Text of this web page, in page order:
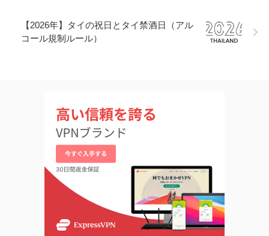
【2026年】タイの祝日とタイ禁酒日（アル
コール規制ルール）